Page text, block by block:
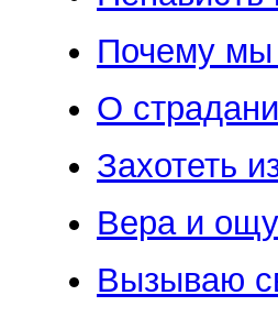
Почему
О
Захотеть
Вера и
Вызываю